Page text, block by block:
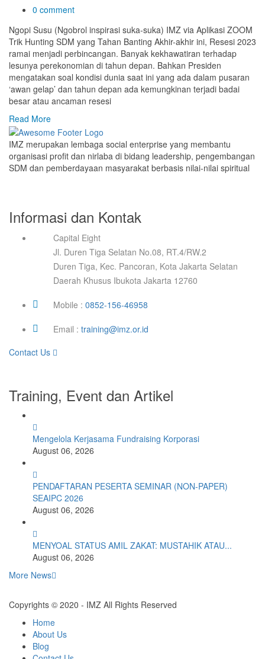
0 comment
Ngopi Susu (Ngobrol inspirasi suka-suka) IMZ via Aplikasi ZOOM
Trik Hunting SDM yang Tahan Banting Akhir-akhir ini, Resesi 2023
ramai menjadi perbincangan. Banyak kekhawatiran terhadap
lesunya perekonomian di tahun depan. Bahkan Presiden
mengatakan soal kondisi dunia saat ini yang ada dalam pusaran
‘awan gelap’ dan tahun depan ada kemungkinan terjadi badai
besar atau ancaman resesi
Read More
IMZ merupakan lembaga social enterprise yang membantu
organisasi profit dan nirlaba di bidang leadership, pengembangan
SDM dan pemberdayaan masyarakat berbasis nilai-nilai spiritual
Informasi dan Kontak
Capital Eight
Jl. Duren Tiga Selatan No.08, RT.4/RW.2
Duren Tiga, Kec. Pancoran, Kota Jakarta Selatan
Daerah Khusus Ibukota Jakarta 12760
Mobile : 0852-156-46958
Email : training@imz.or.id
Contact Us
Training, Event dan Artikel
Mengelola Kerjasama Fundraising Korporasi
August 06, 2026
PENDAFTARAN PESERTA SEMINAR (NON-PAPER)
SEAIPC 2026
August 06, 2026
MENYOAL STATUS AMIL ZAKAT: MUSTAHIK ATAU...
August 06, 2026
More News
Copyrights © 2020 - IMZ All Rights Reserved
Home
About Us
Blog